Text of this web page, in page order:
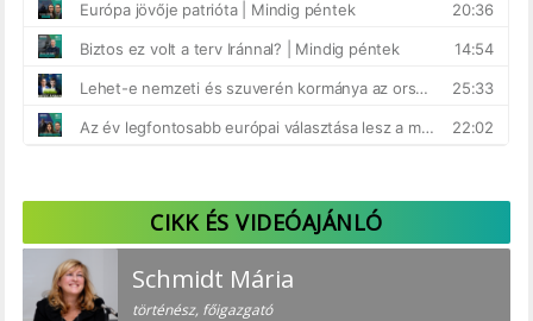
CIKK ÉS VIDEÓAJÁNLÓ
Schmidt Mária
történész, főigazgató